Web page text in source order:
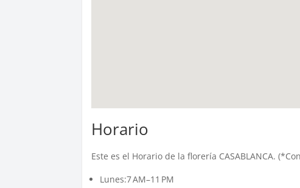
Horario
Este es el Horario de la florería CASABLANCA.
Lunes:7 AM–11 PM